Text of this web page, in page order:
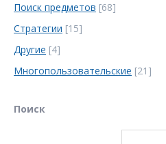
Поиск предметов [68]
Стратегии [15]
Другие [4]
Многопользовательские [21]
Поиск